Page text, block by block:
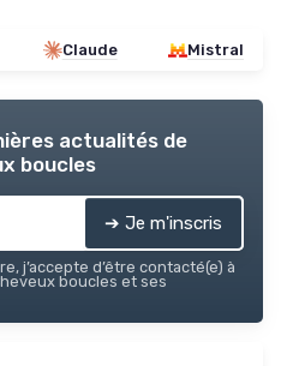
Claude Mistral
actualités de
boucles
➔ Je m'inscris
j’accepte d’être contacté(e) à
boucles et ses